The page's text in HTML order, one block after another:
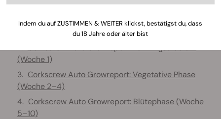
Corkscrew Auto Growreport: Equipment-Liste
(Woche 1)
Corkscrew Auto Growreport: Vegetative Phase
(Woche 2–4)
Corkscrew Auto Growreport: Blütephase (Woche
5–10)
Indem du auf ZUSTIMMEN & WEITER klickst, bestätigst du, dass
du 18 Jahre oder älter bist